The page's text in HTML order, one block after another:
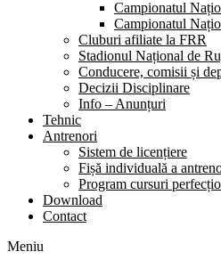
Campionatul
Campionatul
Cluburi afiliate la FRR
Stadionul Național de
Conducere, comisii și
Decizii Disciplinare
Info – Anunțuri
Tehnic
Antrenori
Sistem de licențiere
Fișă individuală a
Program cursuri
Download
Contact
Meniu